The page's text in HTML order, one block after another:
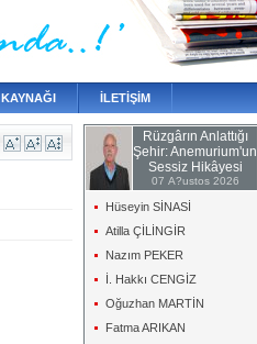
İLETİŞİM
Rüzgârın Anlattığı
Şehir: Anemurium'un
Sessiz Hikâyesi
07 A?ustos 2026
Hüseyin SİNASİ
Atilla ÇİLİNGİR
Nazım PEKER
İ. Hakkı CENGİZ
Oğuzhan MARTİN
Fatma ARIKAN